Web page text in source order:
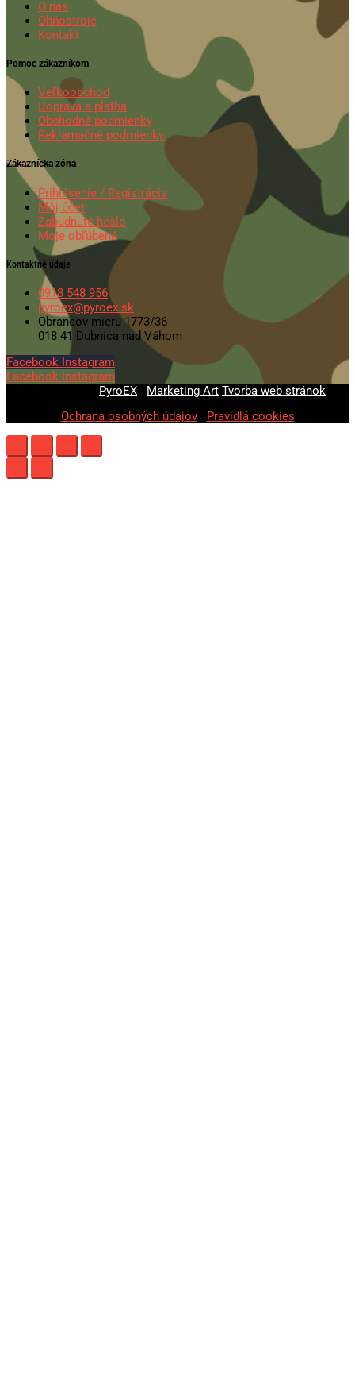
O nás
Ohňostroje
Kontakt
Pomoc zákazníkom
Veľkoobchod
Doprava a platba
Obchodné podmienky
Reklamačné podmienky
Zákaznícka zóna
Prihlásenie / Registrácia
Môj účet
Zabudnuté heslo
Moje obľúbené
Kontaktné údaje
0918 548 956
pyroex@pyroex.sk
Obrancov mieru 1773/36
018 41 Dubnica nad Váhom
Facebook Instagram
Facebook Instagram
PyroEX Marketing Art Tvorba web stránok
Ochrana osobných údajov| Pravidlá cookies